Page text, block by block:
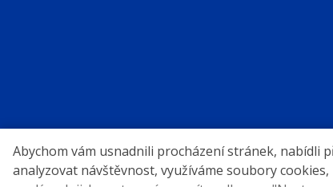
Abychom vám usnadnili procházení stránek, nabídli
analyzovat návštěvnost, využíváme soubory